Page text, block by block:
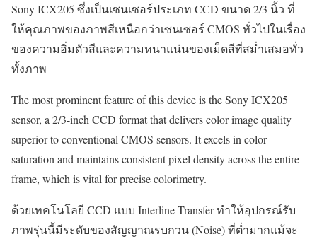
Sony ICX205 ซึ่งเป็นเซนเซอร์ประเภท CCD ขนาด 2/3 นิ้ว ที่
ให้คุณภาพของภาพสีเหนือกว่าเซนเซอร์ CMOS ทั่วไปในเรื่อง
ของความอิ่มตัวสีและความหนาแน่นของเม็ดสีที่สม่ำเสมอทั่ว
ทั้งภาพ
The most prominent feature of this device is the Sony ICX205
sensor, a 2/3-inch CCD format that delivers color image quality
superior to conventional CMOS sensors. It excels in color
saturation and maintains consistent pixel density across the entire
frame, which is vital for precise colorimetry.
ด้วยเทคโนโลยี CCD แบบ Interline Transfer ทำให้อุปกรณ์รับ
ภาพรุ่นนี้มีระดับของสัญญาณรบกวน (Noise) ที่ต่ำมากแม้จะ